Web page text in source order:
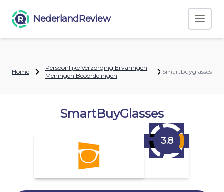
NederlandReview
Home
Persoonlijke Verzorging Ervaringen
Meningen Beoordelingen
Smartbuyglasses
SmartBuyGlasses
3.8